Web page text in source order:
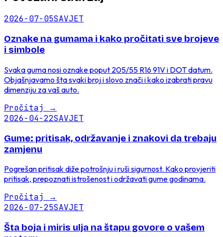
2026-07-05SAVJET
Oznake na gumama i kako pročitati sve brojeve
i simbole
Svaka guma nosi oznake poput 205/55 R16 91V i DOT datum.
Objašnjavamo šta svaki broj i slovo znači i kako izabrati pravu
dimenziju za vaš auto.
Pročitaj →
2026-04-22SAVJET
Gume: pritisak, održavanje i znakovi da trebaju
zamjenu
Pogrešan pritisak diže potrošnju i ruši sigurnost. Kako provjeriti
pritisak, prepoznati istrošenost i održavati gume godinama.
Pročitaj →
2026-07-25SAVJET
Šta boja i miris ulja na štapu govore o vašem